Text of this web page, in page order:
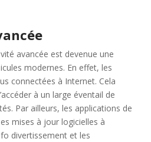
avancée est devenue une
modernes. En effet, les
connectées à Internet. Cela
à un large éventail de
Par ailleurs, les applications de
mises à jour logicielles à
divertissement et les